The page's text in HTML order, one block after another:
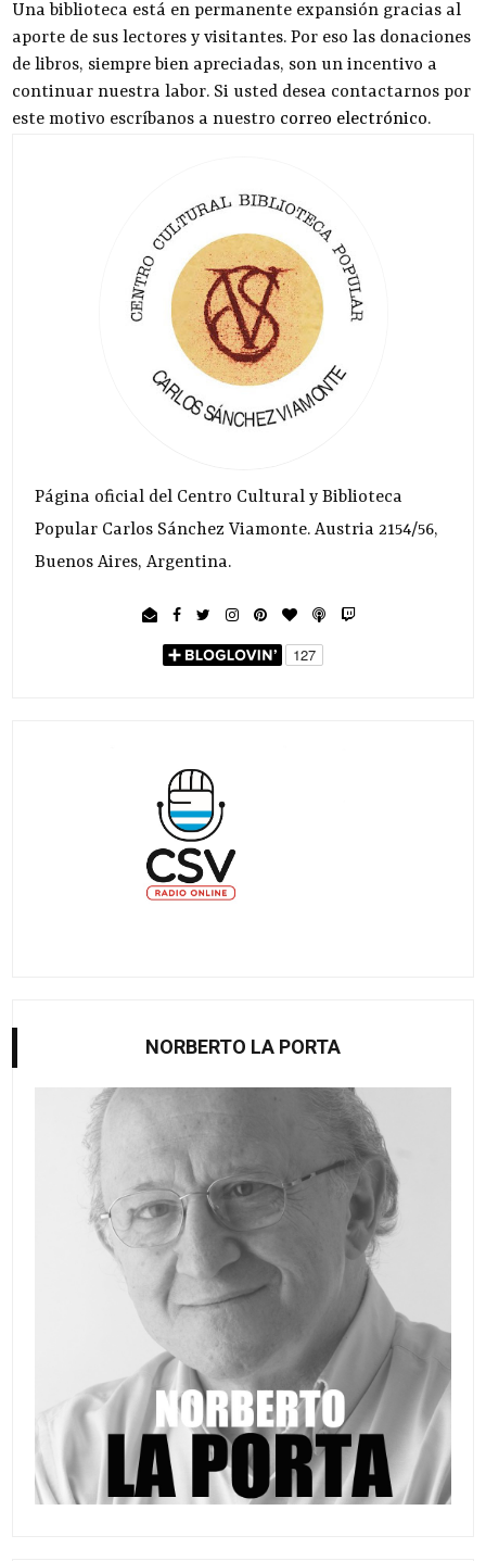
Una biblioteca está en permanente expansión gracias al
aporte de sus lectores y visitantes. Por eso las donaciones
de libros, siempre bien apreciadas, son un incentivo a
continuar nuestra labor. Si usted desea contactarnos por
este motivo escríbanos a nuestro correo electrónico.
Página oficial del Centro Cultural y Biblioteca
Popular Carlos Sánchez Viamonte. Austria 2154/56,
Buenos Aires, Argentina.
NORBERTO LA PORTA